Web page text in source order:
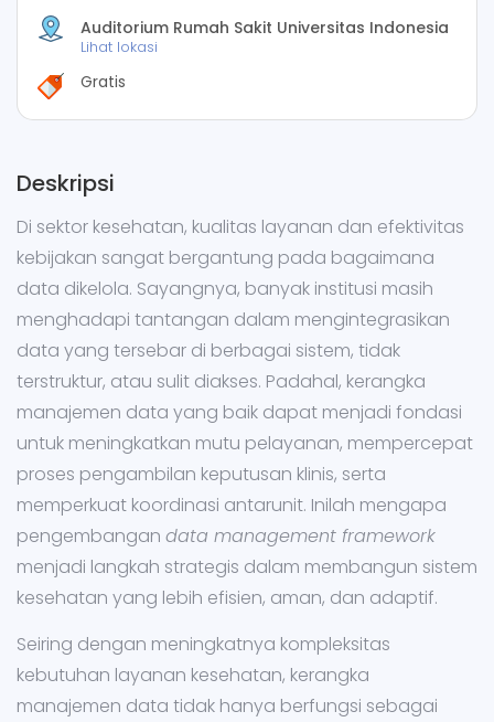
Deskripsi
Di sektor kesehatan, kualitas layanan dan efektivitas
kebijakan sangat bergantung pada bagaimana
data dikelola. Sayangnya, banyak institusi masih
menghadapi tantangan dalam mengintegrasikan
data yang tersebar di berbagai sistem, tidak
terstruktur, atau sulit diakses. Padahal, kerangka
manajemen data yang baik dapat menjadi fondasi
untuk meningkatkan mutu pelayanan, mempercepat
proses pengambilan keputusan klinis, serta
memperkuat koordinasi antarunit. Inilah mengapa
pengembangan data management framework
menjadi langkah strategis dalam membangun sistem
kesehatan yang lebih efisien, aman, dan adaptif.
Seiring dengan meningkatnya kompleksitas
kebutuhan layanan kesehatan, kerangka
manajemen data tidak hanya berfungsi sebagai
Auditorium Rumah Sakit Universitas Indonesia
Lihat lokasi
Gratis